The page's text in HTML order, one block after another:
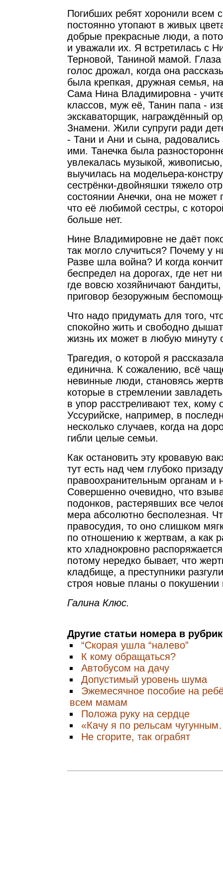
Погибших ребят хоронили всем
постоянно утопают в живых
добрые прекрасные люди, а
и уважали их. Я встретилась с
Терновой, Таниной мамой.
голос дрожал, когда она
была крепкая, дружная семья,
Сама Нина Владимировна -
классов, муж её, Танин папа -
экскаваторщик, награждённый
Знамени. Жили супруги ради
- Тани и Ани и сына, радовались
ими. Танечка была
увлекалась музыкой,
выучилась на модельера-
сестрёнки-двойняшки тяжело
состоянии Анечки, она не может
что её любимой сестры, с
больше нет.
Нине Владимировне не даёт
так могло случиться? Почему у
Разве шла война? И когда
беспредел на дорогах, где нет
где вовсю хозяйничают
приговор безоружным
Что надо придумать для того,
спокойно жить и свободно
жизнь их может в любую минуту
Трагедия, о которой я
единична. К сожалению, всё
невинные люди, становясь
которые в стремлении
в упор расстреливают тех, кому
Уссурийске, например, в
несколько случаев, когда на
гибли целые семьи.
Как остановить эту кровавую
тут есть над чем глубоко
правоохранительным органам и
Совершенно очевидно, что
подонков, растерявших все
мера абсолютно бесполезная.
правосудия, то оно слишком
по отношению к жертвам, а как
кто хладнокровно
потому нередко бывает, что
кладбище, а преступники
строя новые планы о покушении
Галина Клюс.
Другие статьи номера в
“Скорая ушла “налево”
К кому обращаться?
Автобусом на дачу
Допустимый уровень шума
Эжемесячное пособие на
всем мамам
Положа руку на сердце
«Качу я по рельсам
Не сгорите, так ограбят